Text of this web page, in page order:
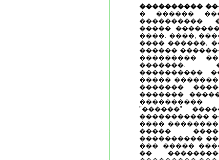
����������
� ������
����������
�����
����. ����,
���� ������,
������
���������
�������.
����������
�����
�������
�������
����������
"������"
�����������
����
�����
����������
��� �����
��